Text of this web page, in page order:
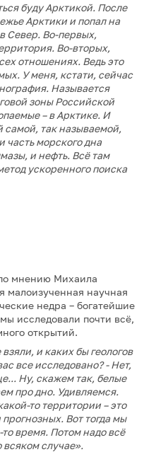
буду Арктикой. После
Арктики и попал на
Север. Во-первых,
Во-вторых,
отношениях. Ведь это
У меня, кстати, сейчас
Называется
зоны Российской
– в Арктике. И
самой, так называемой,
часть морского дна
и нефть. Всё там
ускоренного поиска
мнению Михаила
малоизученная научная
недра – богатейшие
исследовали почти всё,
открытий.
и каких бы геологов
все исследовано? - Нет,
Ну, скажем так, белые
про дно. Удивляемся.
то территории – это
Вот тогда мы
время. Потом надо всё
всяком случае».